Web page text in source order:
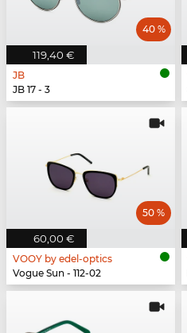
119,40 €
40 %
JB
JB 17 - 3
60,00 €
50 %
VOOY by edel-optics
Vogue Sun - 112-02